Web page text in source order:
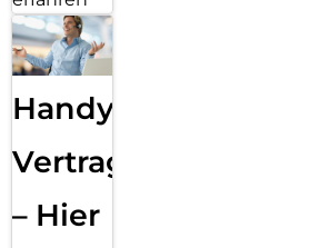
Handy
Vertragsabwicklung
– Hier